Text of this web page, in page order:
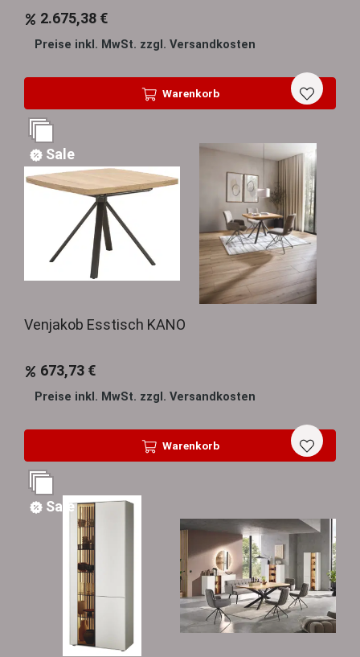
2.675,38 €
Preise inkl. MwSt. zzgl. Versandkosten
Warenkorb
Sale
Venjakob Esstisch KANO
673,73 €
Preise inkl. MwSt. zzgl. Versandkosten
Warenkorb
Sale